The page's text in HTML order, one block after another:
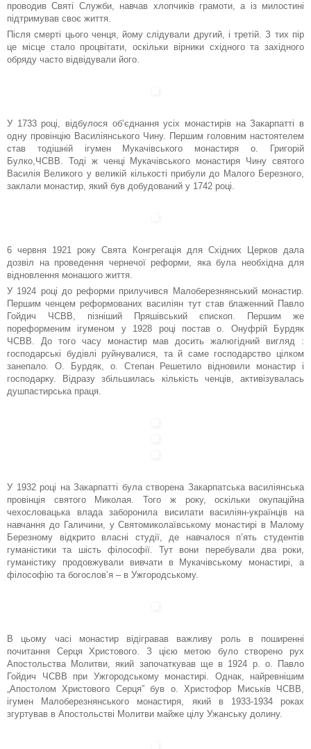
проводив Святі Служби, навчав хлопчиків грамоти, а із милостині
підтримував своє життя.
Після смерті цього ченця, йому слідували другий, і третій. З тих пір
це місце стало процвітати, оскільки вірники східного та західного
обряду часто відвідували його.
У 1733 році, відбулося об’єднання усіх монастирів на Закарпатті в
одну провінцію Василіянського Чину. Першим головним настоятелем
став тодішній ігумен Мукачівського монастиря о. Григорій
Булко,ЧСВВ. Тоді ж ченці Мукачівського монастиря Чину святого
Василія Великого у великій кількості прибули до Малого Березного,
заклали монастир, який був добудований у 1742 році.
6 червня 1921 року Свята Конгрегація для Східних Церков дала
дозвіл на проведення чернечої реформи, яка була необхідна для
відновлення монашого життя.
У 1924 році до реформи прилучився Малоберезнянський монастир.
Першим ченцем реформованих василіян тут став блаженний Павло
Гойдич ЧСВВ, пізніший Пряшівський єпископ. Першим же
пореформеним ігуменом у 1928 році постав о. Онуфрій Бурдяк
ЧСВВ. До того часу монастир мав досить жалюгідний вигляд :
господарські будівлі руйнувалися, та й саме господарство цілком
занепало. О. Бурдяк, о. Степан Решетило відновили монастир і
господарку. Відразу збільшилась кількість ченців, активізувалась
душпастирська праця.
У 1932 році на Закарпатті була створена Закарпатська василіянська
провінція святого Миколая. Того ж року, оскільки окупаційна
чехословацька влада заборонила висилати василіян-українців на
навчання до Галичини, у Святомиколаївському монастирі в Малому
Березному відкрито власні студії, де навчалося п’ять студентів
гуманістики та шість філософії. Тут вони перебували два роки,
гуманістику продовжували вивчати в Мукачівському монастирі, а
філософію та богослов’я – в Ужгородському.
В цьому часі монастир відігравав важливу роль в поширенні
почитання Серця Христового. З цією метою було створено рух
Апостольства Молитви, який започаткував ще в 1924 р. о. Павло
Гойдич ЧСВВ при Ужгородському монастирі. Однак, найревнішим
„Апостолом Христового Серця” був о. Христофор Миськів ЧСВВ,
ігумен Малоберезнянського монастиря, який в 1933-1934 роках
згуртував в Апостольстві Молитви майже цілу Ужанську долину.